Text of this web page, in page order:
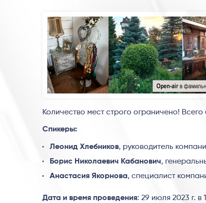
Количество мест строго ограничено! Всего
Спикеры:
Леонид Хлебников, руководитель
Борис Николаевич Кабанович,
Анастасия Якорнова, специалист
Дата и время проведения: 29 июля 2023 г. в